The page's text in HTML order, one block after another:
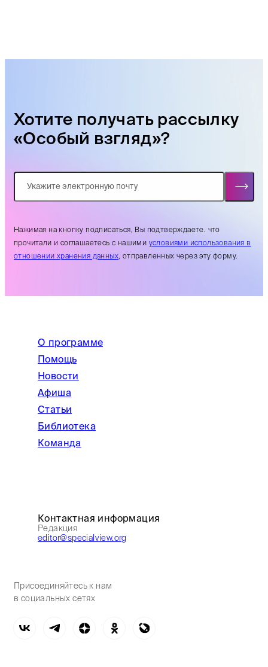
Хотите получать рассылку
«Особый взгляд»?
Нажимая на кнопку подписаться, Вы подтверждаете. что
прочитали и соглашаетесь с нашими условиями использования в
отношении хранения данных, отправленных через эту форму.
О программе
Помощь
Новости
Афиша
Статьи
Библиотека
Команда
Контактная информация
Редакция
editor@specialview.org
Присоединяйтесь к нам
в социальных сетях